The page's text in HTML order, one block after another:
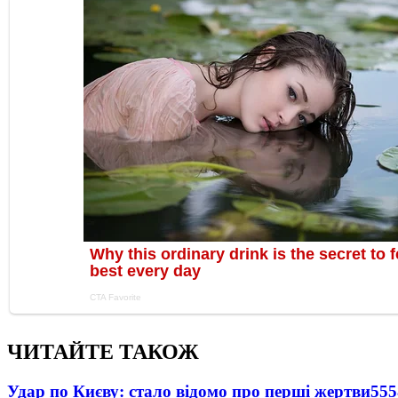
ЧИТАЙТЕ ТАКОЖ
Удар по Києву: стало відомо про перші жертви